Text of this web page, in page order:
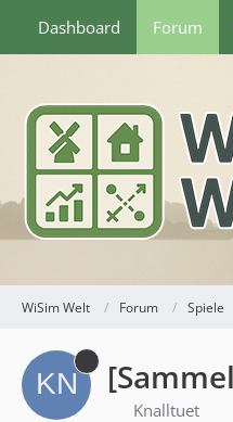
Dashboard Forum
WiSim Welt Forum Spiele
Knalltuet